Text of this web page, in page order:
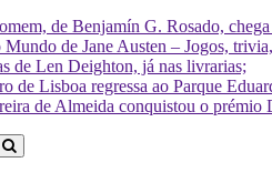
de Benjamín G. Rosado,
de Jane Austen – Jogos,
de Len Deighton, já nas livrarias;
de Lisboa regressa ao Parque
de Almeida conquistou o